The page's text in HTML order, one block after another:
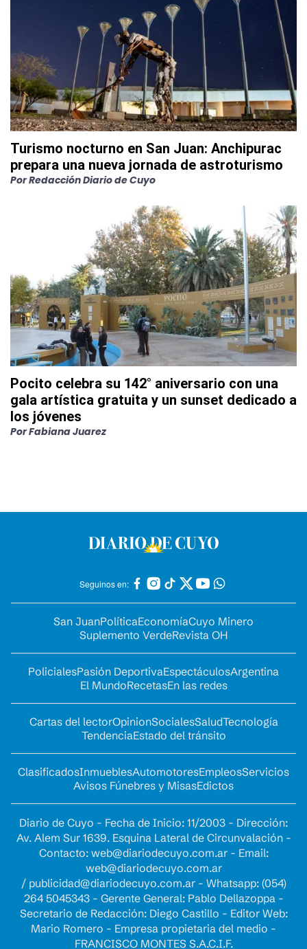
Turismo nocturno en San Juan: Anchipurac
prepara una nueva jornada de astroturismo
PorRedacción Diario de Cuyo
Pocito celebra su 142° aniversario con una
gala artística gratuita y un sunset dedicado a
los jóvenes
PorFabiana Juarez
Seguinos en:
San JuanPolíticaEconomíaCuyo Minero
Suplemento VerdeRevista OH
PolicialesPasión DeportivaEspectáculosArgentina
El MundoRecetasEn las redes
Cartas del lectorOpinionSocialesSaludTecnología
TendenciaEstado del tránsito
ClasificadosInmueblesAutomotoresEmpleosServicios
Avisos Fúnebres y MisasEdictos
Diario de Cuyo - Fecha de Inicio: 11/2003 - Dirección:
Av. Alem Sur 1639. Esquina Lateral de Circunvalación -
Contacto: web@diariodecuyo.com.ar- Email:
web@diariodecuyo.com.ar
/ publicidad@diariodecuyo.com.ar- Whatsapp: (054)
264 5045343 - Gerente General: Pablo Dellazoppa -
Secretario de Redacción: Diego Castillo - Editor Web:
Mario Romero - Empresa propietaria del medio -
FRANCISCO MONTES S.A.C.I.F.